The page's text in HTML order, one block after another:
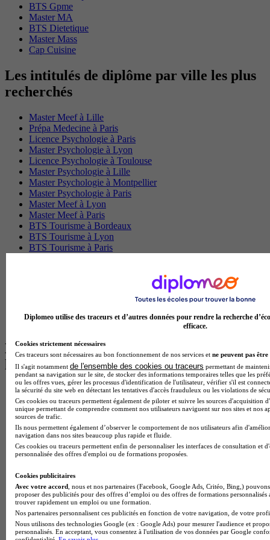
BTS Gpme
Master MA
BTS Dietetique
Master Mass
Cap Cuisine
Les intitulés de diplôme par ville les plus
recherchés
Master Meef à Lille
Prépa Medecine à Paris
Licence Psychologie à Paris
Master Psychologie à Lyon
Licence Psychologie à Toulouse
Master Psychologie à Lille
Master Psychologie à Montpellier
Master Psychologie à Paris
Master Meef à Lyon
Master Meef à Paris
BTS Tourisme à Bordeaux
BTS Tourisme à Lyon
BTS Tourisme à Paris
BTS Communication à Bordeaux
Master Psychologie à Angers
BTS Communication à Lyon
BTS Ndrc à Lyon
Les intitulés de diplôme par alternance
les plus recherchés
BTS Esf en alternance
BTS Dietetique en alternance
BTS Mco en alternance
BTS Pi en alternance
BTS Sp3s en alternance
Master CCA en alternance
BTS Ndrc en alternance
Cap Fleuriste en alternance
BTS Sio en alternance
MSc Marketing Digital en alternance
BTS Gpme en alternance
Cap Electricien en alternance
BTS Gpn en alternance
Diplomeo utilise des traceurs et d’autres données pour rendre la recherche
efficace.
Cookies strictement nécessaires
Ces traceurs sont nécessaires au bon fonctionnement de nos services et ne peuvent pas être
Il s'agit notamment de l'ensemble des cookies ou traceurs permettant de
pendant sa navigation sur le site, de stocker des informations temporaires telles que les
ou les offres vues, gérer les processus d'identification de l'utilisateur, vérifier s'il est
la sécurité du site web en détectant les tentatives d'accès frauduleux ou les violations de
Ces cookies ou traceurs permettent également de piloter et suivre les sources d'acquisition
unique permettant de comprendre comment nos utilisateurs naviguent sur nos sites et nos
sources de trafic.
Ils nous permettent également d’observer le comportement de nos utilisateurs afin
navigation dans nos sites beaucoup plus rapide et fluide.
Ces cookies ou traceurs permettent enfin de personnaliser les interfaces de consultation et
personnalisée des offres d'emploi ou de formations proposées.
Cookies publicitaires
Avec votre accord , nous et nos partenaires (Facebook, Google Ads, Critéo, Bing,)
proposer des publicités pour des offres d’emploi ou des offres de formations
trouver rapidement un emploi ou une formation.
Nos partenaires personnalisent ces publicités en fonction de votre navigation, de votre
Nous utilisons des technologies Google (ex : Google Ads) pour mesurer l'audience et
personnalisés. En acceptant, vous consentez à l'utilisation de vos données par Google